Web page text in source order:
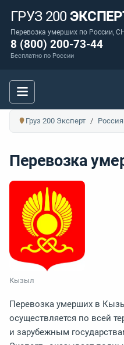
ГРУЗ 200
Перевозка умерших по России,
8 (800) 200-73-44
Бесплатно по России
Груз 200 Эксперт Россия
Перевозка
Кызыл
Перевозка умерших в
осуществляется по всей
и зарубежным